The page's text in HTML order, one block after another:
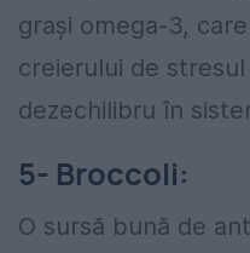
grași omega-3,
creierului de
dezechilibru în
5- Broccoli:
O sursă bună de